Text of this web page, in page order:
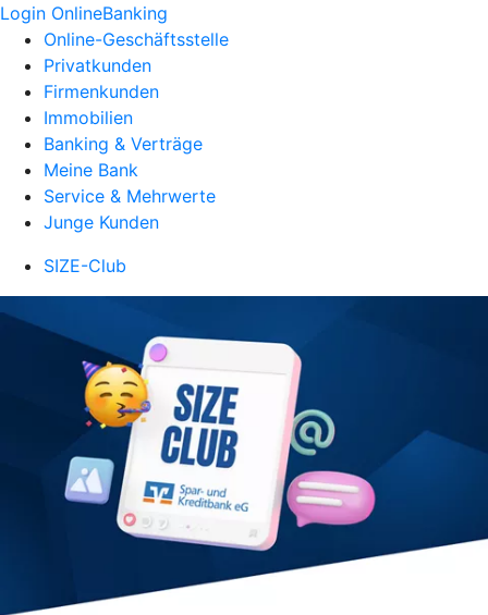
Login OnlineBanking
Online-Geschäftsstelle
Privatkunden
Firmenkunden
Immobilien
Banking & Verträge
Meine Bank
Service & Mehrwerte
Junge Kunden
SIZE-Club